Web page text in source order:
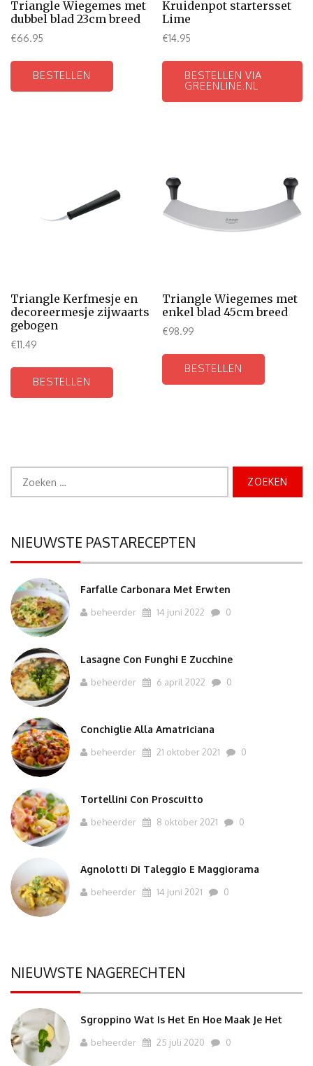
Triangle Wiegemes met
dubbel blad 23cm breed
€66.95
BESTELLEN
Kruidenpot startersset
Lime
€14.95
BESTELLEN VIA
GREENLINE.NL
Triangle Kerfmesje en
decoreermesje zijwaarts
gebogen
€11.49
BESTELLEN
Triangle Wiegemes met
enkel blad 45cm breed
€98.99
BESTELLEN
NIEUWSTE PASTARECEPTEN
Farfalle Carbonara Met Erwten
beheerder 14 juni 2022 0
Lasagne Con Funghi E Zucchine
beheerder 6 april 2022 0
Conchiglie Alla Amatriciana
beheerder 21 oktober 2021 0
Tortellini Con Proscuitto
beheerder 8 oktober 2021 0
Agnolotti Di Taleggio E Maggiorama
beheerder 14 juni 2021 0
NIEUWSTE NAGERECHTEN
Sgroppino Wat Is Het En Hoe Maak Je Het
beheerder 25 juli 2020 0